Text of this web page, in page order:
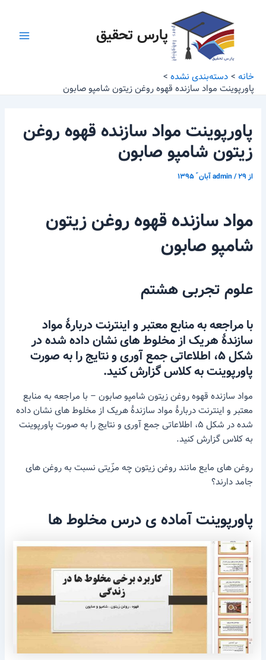
پارس تحقیق
خانه
دسته‌بندی نشده
پاورپوینت مواد سازنده قهوه روغن زیتون شامپو صابون
پاورپوینت مواد سازنده قهوه روغن
زیتون شامپو صابون
از admin/۲۹ آبان ّ ۱۳۹۵
مواد سازنده قهوه روغن زیتون
شامپو صابون
علوم تجربی هشتم
با مراجعه به منابع معتبر و اینترنت دربارهٔ مواد
سازندهٔ هریک از مخلوط های نشان داده شده در
شکل ۵، اطلاعاتی جمع آوری و نتایج را به صورت
پاورپوینت به کلاس گزارش کنید.
مواد سازنده قهوه روغن زیتون شامپو صابون – با مراجعه به منابع
معتبر و اینترنت دربارهٔ مواد سازندهٔ هریک از مخلوط های نشان داده
شده در شکل ۵، اطلاعاتی جمع آوری و نتایج را به صورت پاورپوینت
به کلاس گزارش کنید.
روغن های مایع مانند روغن زیتون چه مزّیتی نسبت به روغن های
جامد دارند؟
پاورپوینت آماده ی درس مخلوط ها